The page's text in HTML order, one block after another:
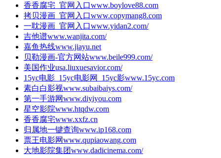
香香腐宅_官网入口www.boylove88.com
拷贝漫画_官网入口www.copymang8.com
一耽漫画_官网入口www.yidan2.com/
吉他谱www.wanjita.com/
嘉鱼热线www.jiayu.net
贝勒漫画-官方网站www.beile999.com/
美国作业usa.liuxuesavior.com/
15yc电影_15yc电影网_15yc影www.15yc.com
素白白影视www.subaibaiys.com/
第一手游网www.diyiyou.com
星空影院www.htqdw.com
香香腐宅www.xxfz.cn
归属地一键查询www.ip168.com
票王电影网www.qupiaowang.com
大地影院集团www.dadicinema.com/